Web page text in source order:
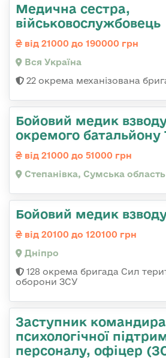
Медична сестра,
військовослужбовець
від 21000 до 190000 грн
Вся Україна
22 окрема механізована
Бойовий медик
окремого батальйону
від 21000 до 51000 грн
Степанівка, Сумська область
Бойовий медик
від 20100 до 120100 грн
Дніпро
128 окрема бригада Сил
оборони ЗСУ
Заступник
психологічної
персоналу, офіцер